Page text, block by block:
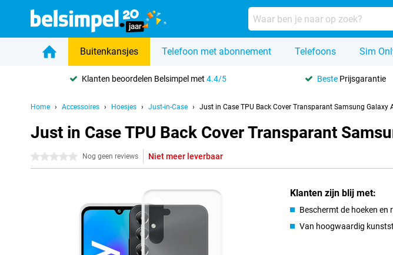
Buitenkansjes Telefoon met abonnement Telefoons Sim
Klanten beoordelen Belsimpel met4.4/5 Beste Prijsgarantie
Home Accessoires Hoesjes Just-in-Case Just in Case TPU Back Cover Transparant Samsung Galaxy
Just in Case TPU Back Cover Transparant
0 sterren Nog geen reviews Niet meer leverbaar
Klanten zijn blij met:
Beschermt de hoeken en
Van hoogwaardig